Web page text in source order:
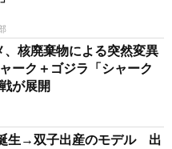
、核廃棄物による突然変異
ーク＋ゴジラ「シャーク
が展開
生→双子出産のモデル 出